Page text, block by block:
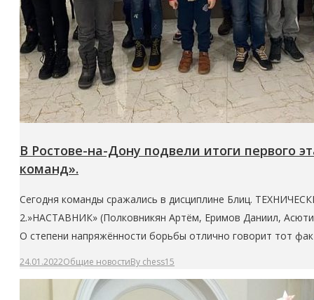
В Ростове-на-Дону подвели итоги первого
команд».
Сегодня команды сражались в дисциплине Блиц.
2.»НАСТАВНИК» (Полковникян Артём, Еримов Даниил,
О степени напряжённости борьбы отлично говорит тот
24.01.2022Общие новостиBy chess15